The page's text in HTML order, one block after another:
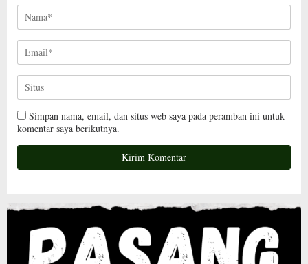
Simpan nama, email, dan situs web saya pada peramban ini untuk
komentar saya berikutnya.